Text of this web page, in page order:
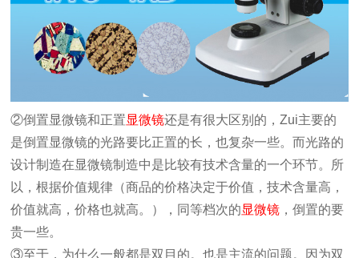
②倒置显微镜和正置显微镜还是有很大区别的，Zui主要的
是倒置显微镜的光路要比正置的长，也复杂一些。而光路的
设计制造在显微镜制造中是比较有技术含量的一个环节。所
以，根据价值规律（商品的价格决定于价值，技术含量高，
价值就高，价格也就高。），同等档次的显微镜 ，倒置的要
贵一些。
③至于，为什么一般都是双目的。也是主流的问题。因为双